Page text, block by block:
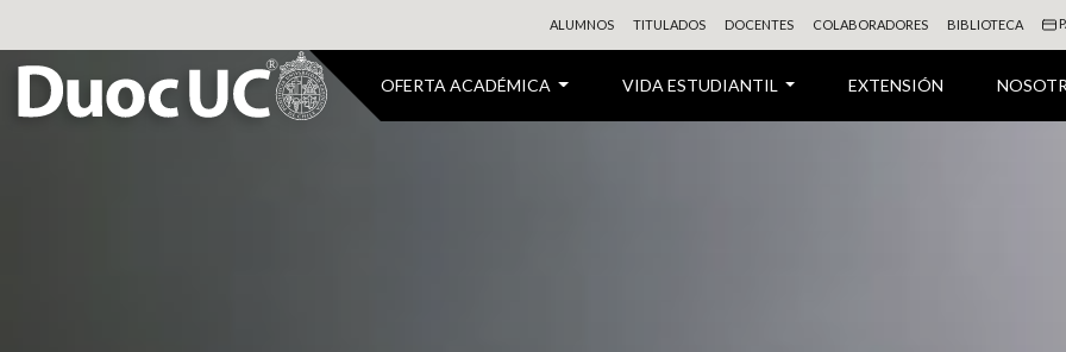
OFERTA ACADÉMICA VIDA ESTUDIANTIL EXTENSIÓN
ALUMNOS TITULADOS DOCENTES COLABORADORES BIBLIOTECA